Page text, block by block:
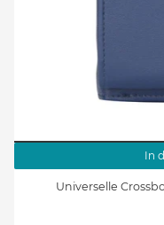
In
Universelle